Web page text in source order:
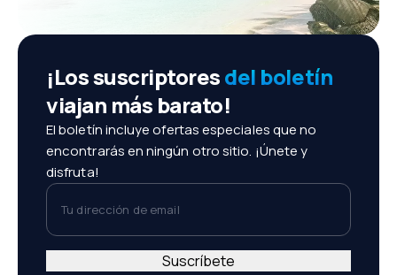
¡Los suscriptoresdel boletín
viajan más barato!
El boletín incluye ofertas especiales que no
encontrarás en ningún otro sitio. ¡Únete y
disfruta!
Tu dirección de email
Suscríbete